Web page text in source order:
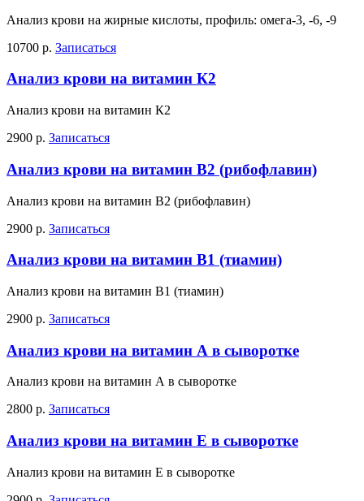
Анализ крови на жирные кислоты, профиль: омега-3, -6, -9
10700 р. Записаться
Анализ крови на витамин К2
Анализ крови на витамин К2
2900 р. Записаться
Анализ крови на витамин В2 (рибофлавин)
Анализ крови на витамин В2 (рибофлавин)
2900 р. Записаться
Анализ крови на витамин В1 (тиамин)
Анализ крови на витамин В1 (тиамин)
2900 р. Записаться
Анализ крови на витамин А в сыворотке
Анализ крови на витамин А в сыворотке
2800 р. Записаться
Анализ крови на витамин Е в сыворотке
Анализ крови на витамин Е в сыворотке